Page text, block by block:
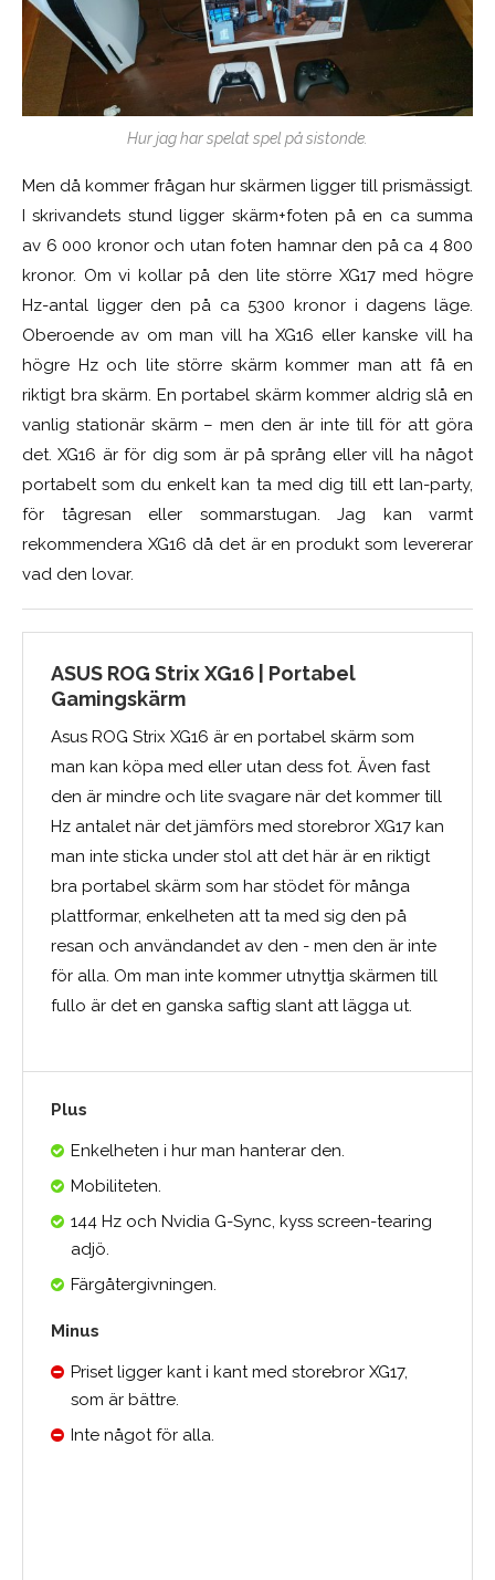
Hur jag har spelat spel på sistonde.
Men då kommer frågan hur skärmen ligger till prismässigt.
I skrivandets stund ligger skärm+foten på en ca summa
av 6 000 kronor och utan foten hamnar den på ca 4 800
kronor. Om vi kollar på den lite större XG17 med högre
Hz-antal ligger den på ca 5300 kronor i dagens läge.
Oberoende av om man vill ha XG16 eller kanske vill ha
högre Hz och lite större skärm kommer man att få en
riktigt bra skärm. En portabel skärm kommer aldrig slå en
vanlig stationär skärm – men den är inte till för att göra
det. XG16 är för dig som är på språng eller vill ha något
portabelt som du enkelt kan ta med dig till ett lan-party,
för tågresan eller sommarstugan. Jag kan varmt
rekommendera XG16 då det är en produkt som levererar
vad den lovar.
ASUS ROG Strix XG16 | Portabel
Gamingskärm
Asus ROG Strix XG16 är en portabel skärm som
man kan köpa med eller utan dess fot. Även fast
den är mindre och lite svagare när det kommer till
Hz antalet när det jämförs med storebror XG17 kan
man inte sticka under stol att det här är en riktigt
bra portabel skärm som har stödet för många
plattformar, enkelheten att ta med sig den på
resan och användandet av den - men den är inte
för alla. Om man inte kommer utnyttja skärmen till
fullo är det en ganska saftig slant att lägga ut.
Plus
Enkelheten i hur man hanterar den.
Mobiliteten.
144 Hz och Nvidia G-Sync, kyss screen-tearing
adjö.
Färgåtergivningen.
Minus
Priset ligger kant i kant med storebror XG17,
som är bättre.
Inte något för alla.